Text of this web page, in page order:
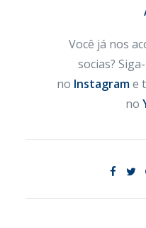
Você já nos
socias?
no Instagrame
no